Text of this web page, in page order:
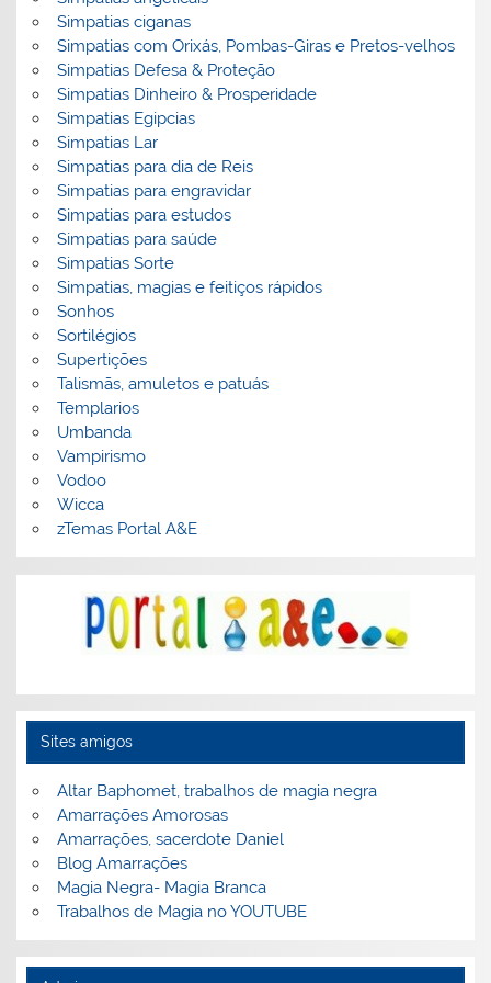
Simpatias ciganas
Simpatias com Orixás, Pombas-Giras e Pretos-velhos
Simpatias Defesa & Proteção
Simpatias Dinheiro & Prosperidade
Simpatias Egipcias
Simpatias Lar
Simpatias para dia de Reis
Simpatias para engravidar
Simpatias para estudos
Simpatias para saúde
Simpatias Sorte
Simpatias, magias e feitiços rápidos
Sonhos
Sortilégios
Supertições
Talismãs, amuletos e patuás
Templarios
Umbanda
Vampirismo
Vodoo
Wicca
zTemas Portal A&E
Sites amigos
Altar Baphomet, trabalhos de magia negra
Amarrações Amorosas
Amarrações, sacerdote Daniel
Blog Amarrações
Magia Negra- Magia Branca
Trabalhos de Magia no YOUTUBE